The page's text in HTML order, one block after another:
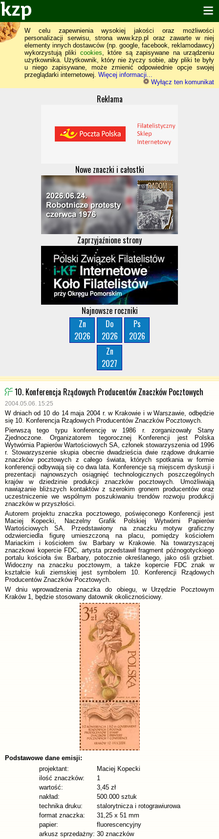
W celu zapewnienia wysokiej jakości oraz możliwości
personalizacji serwisu, strona www.kzp.pl oraz zawarte w niej
elementy innych dostawców (np. google, facebook, reklamodawcy)
wykorzystują pliki cookies, które są zapisywane na urządzeniu
użytkownika. Użytkownik, który nie życzy sobie, aby pliki te były
u niego zapisywane, może zmienić odpowiednie opcje swojej
przeglądarki internetowej. Więcej informacji...
Wyłącz ten komunikat
Reklama
Nowe znaczki i całostki
Zaprzyjaźnione strony
Najnowsze roczniki
Zn
2026
Do
2026
Ps
2026
Zn
2027
10. Konferencja Rządowych Producentów Znaczków Pocztowych
2004.05.06. 15:25
W dniach od 10 do 14 maja 2004 r. w Krakowie i w Warszawie, odbędzie
się 10. Konferencja Rządowych Producentów Znaczków Pocztowych.
Pierwszą tego typu konferencję w 1986 r. zorganizowały Stany
Zjednoczone. Organizatorem tegorocznej Konferencji jest Polska
Wytwórnia Papierów Wartościowych SA, członek stowarzyszenia od 1996
r. Stowarzyszenie skupia obecnie dwadzieścia dwie rządowe drukarnie
znaczków pocztowych z całego świata, których spotkania w formie
konferencji odbywają się co dwa lata. Konferencje są miejscem dyskusji i
prezentacji najnowszych osiągnięć technologicznych poszczególnych
krajów w dziedzinie produkcji znaczków pocztowych. Umożliwiają
nawiązanie bliższych kontaktów z szerokim gronem producentów oraz
uczestniczenie we wspólnym poszukiwaniu trendów rozwoju produkcji
znaczków w przyszłości.
Autorem projektu znaczka pocztowego, poświęconego Konferencji jest
Maciej Kopecki, Naczelny Grafik Polskiej Wytwórni Papierów
Wartościowych SA. Przedstawiony na znaczku motyw graficzny
odzwierciedla figurę umieszczoną na placu, pomiędzy kościołem
Mariackim i kościołem św. Barbary w Krakowie. Na towarzyszącej
znaczkowi kopercie FDC, artysta przedstawił fragment późnogotyckiego
portalu kościoła św. Barbary, potocznie określanego, jako ośli grzbiet.
Widoczny na znaczku pocztowym, a także kopercie FDC znak w
kształcie kuli ziemskiej jest symbolem 10. Konferencji Rządowych
Producentów Znaczków Pocztowych.
W dniu wprowadzenia znaczka do obiegu, w Urzędzie Pocztowym
Kraków 1, będzie stosowany datownik okolicznościowy.
Podstawowe dane emisji:
projektant:
Maciej Kopecki
ilość znaczków:
1
wartość:
3,45 zł
nakład:
500.000 sztuk
technika druku:
stalorytnicza i rotograwiurowa
format znaczka:
31,25 x 51 mm
papier:
fluorescencyjny
arkusz sprzedażny: 30 znaczków